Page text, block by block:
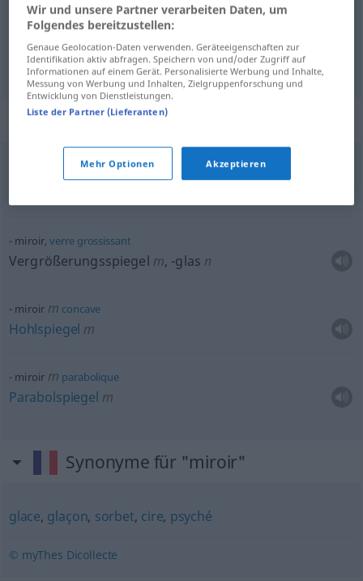
spiegelglatte, spiegelndeFläche
unie
Beispielsätze für "miroir"
convexe
miroir,verre grossissant
Vergrößerungsspiegel m, -glas n
miroir m concave
Hohlspiegel m
miroir m parabolique
Parabolspiegel m
Synonyme für "miroir"
glace, glaçon, sorbet, cire, psyché
© myThes Dicollecte
Wir und unsere Partner verarbeiten Daten, um
Folgendes bereitzustellen:
Genaue Geolocation-Daten verwenden. Geräteeigenschaften zur
Identifikation aktiv abfragen. Speichern von und/oder Zugriff auf
Informationen auf einem Gerät. Personalisierte Werbung und Inhalte,
Messung von Werbung und Inhalten, Zielgruppenforschung und
Entwicklung von Dienstleistungen.
Liste der Partner (Lieferanten)
Mehr Optionen Akzeptieren